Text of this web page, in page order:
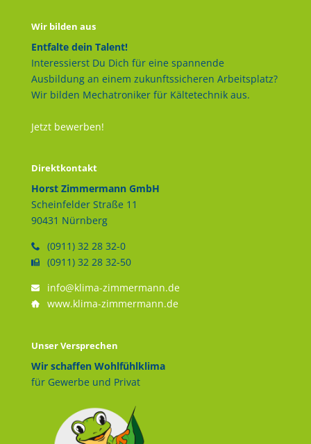
Wir bilden aus
Entfalte dein Talent!
Interessierst Du Dich für eine spannende
Ausbildung an einem zukunftssicheren Arbeitsplatz?
Wir bilden Mechatroniker für Kältetechnik aus.
Jetzt bewerben!
Direktkontakt
Horst Zimmermann GmbH
Scheinfelder Straße 11
90431 Nürnberg
(0911) 32 28 32-0
(0911) 32 28 32-50
info@klima-zimmermann.de
www.klima-zimmermann.de
Unser Versprechen
Wir schaffen Wohlfühlklima
für Gewerbe und Privat